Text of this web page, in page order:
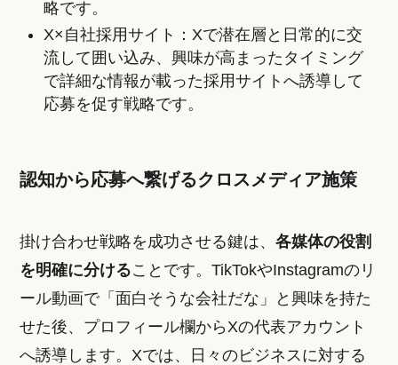
略です。
X×自社採用サイト：Xで潜在層と日常的に交
流して囲い込み、興味が高まったタイミング
で詳細な情報が載った採用サイトへ誘導して
応募を促す戦略です。
認知から応募へ繋げるクロスメディア施策
掛け合わせ戦略を成功させる鍵は、各媒体の役割
を明確に分けることです。TikTokやInstagramのリ
ール動画で「面白そうな会社だな」と興味を持た
せた後、プロフィール欄からXの代表アカウント
へ誘導します。Xでは、日々のビジネスに対する